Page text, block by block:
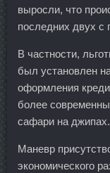
выросли, что
последних двух с
В частности,
был установлен
оформления
более
сафари на джипах.
Маневр
экономического